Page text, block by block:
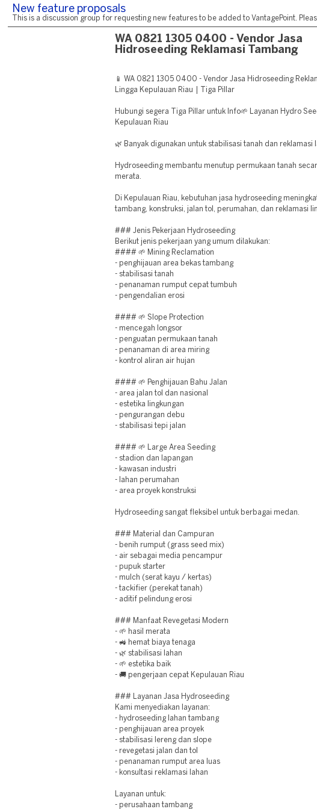
New feature proposals
This is a discussion group for requesting new features to be added to VantagePoint.
WA 0821 1305 0400 - Vendor Jasa
Hidroseeding Reklamasi Tambang
📱 WA 0821 1305 0400 - Vendor Jasa Hidroseeding
Lingga Kepulauan Riau | Tiga Pillar
Hubungi segera Tiga Pillar untuk Info🌱 Layanan Hydro
Kepulauan Riau
🌿 Banyak digunakan untuk stabilisasi tanah dan reklamasi
Hydroseeding membantu menutup permukaan tanah
merata.
Di Kepulauan Riau, kebutuhan jasa hydroseeding
tambang, konstruksi, jalan tol, perumahan, dan reklamasi
### Jenis Pekerjaan Hydroseeding
Berikut jenis pekerjaan yang umum dilakukan:
#### 🌱 Mining Reclamation
- penghijauan area bekas tambang
- stabilisasi tanah
- penanaman rumput cepat tumbuh
- pengendalian erosi
#### 🌱 Slope Protection
- mencegah longsor
- penguatan permukaan tanah
- penanaman di area miring
- kontrol aliran air hujan
#### 🌱 Penghijauan Bahu Jalan
- area jalan tol dan nasional
- estetika lingkungan
- pengurangan debu
- stabilisasi tepi jalan
#### 🌱 Large Area Seeding
- stadion dan lapangan
- kawasan industri
- lahan perumahan
- area proyek konstruksi
Hydroseeding sangat fleksibel untuk berbagai medan.
### Material dan Campuran
- benih rumput (grass seed mix)
- air sebagai media pencampur
- pupuk starter
- mulch (serat kayu / kertas)
- tackifier (perekat tanah)
- aditif pelindung erosi
### Manfaat Revegetasi Modern
- 🌱 hasil merata
- 🚜 hemat biaya tenaga
- 🌿 stabilisasi lahan
- 🌱 estetika baik
- 🚚 pengerjaan cepat Kepulauan Riau
### Layanan Jasa Hydroseeding
Kami menyediakan layanan:
- hydroseeding lahan tambang
- penghijauan area proyek
- stabilisasi lereng dan slope
- revegetasi jalan dan tol
- penanaman rumput area luas
- konsultasi reklamasi lahan
Layanan untuk:
- perusahaan tambang